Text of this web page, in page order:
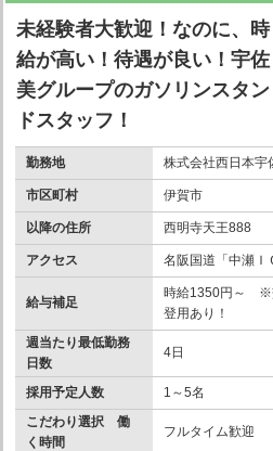
未経験者大歓迎！なのに、時
給が高い！待遇が良い！宇佐
美グループのガソリンスタン
ドスタッフ！
勤務地 株式会社西日本
市区町村 伊賀市
以降の住所 西明寺天王888
アクセス 名阪国道「中瀬Ｉ
給与補足
時給1350円～ ※
登用あり！
週当たり最低勤務
日数
4日
採用予定人数
1～5名
こだわり選択 働
く時間
フルタイム歓迎